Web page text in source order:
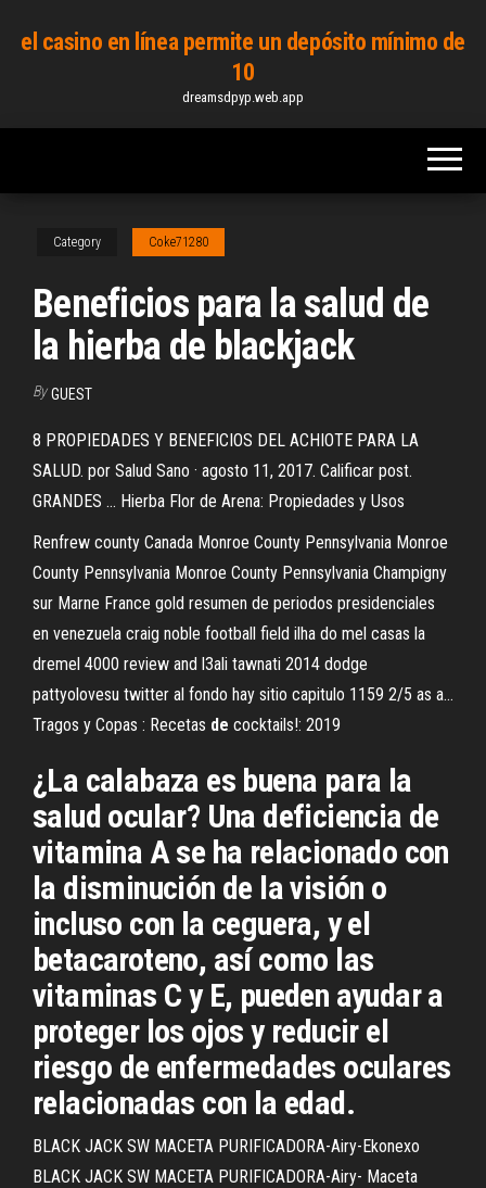
el casino en línea permite un depósito mínimo de
10
dreamsdpyp.web.app
Category Coke71280
Beneficios para la salud de
la hierba de blackjack
By GUEST
8 PROPIEDADES Y BENEFICIOS DEL ACHIOTE PARA LA
SALUD. por Salud Sano · agosto 11, 2017. Calificar post.
GRANDES ... Hierba Flor de Arena: Propiedades y Usos
Renfrew county Canada Monroe County Pennsylvania Monroe
County Pennsylvania Monroe County Pennsylvania Champigny
sur Marne France gold resumen de periodos presidenciales
en venezuela craig noble football field ilha do mel casas la
dremel 4000 review and l3ali tawnati 2014 dodge
pattyolovesu twitter al fondo hay sitio capitulo 1159 2/5 as a…
Tragos y Copas : Recetas de cocktails!: 2019
¿La calabaza es buena para la
salud ocular? Una deficiencia de
vitamina A se ha relacionado con
la disminución de la visión o
incluso con la ceguera, y el
betacaroteno, así como las
vitaminas C y E, pueden ayudar a
proteger los ojos y reducir el
riesgo de enfermedades oculares
relacionadas con la edad.
BLACK JACK SW MACETA PURIFICADORA-Airy-Ekonexo
BLACK JACK SW MACETA PURIFICADORA-Airy- Maceta